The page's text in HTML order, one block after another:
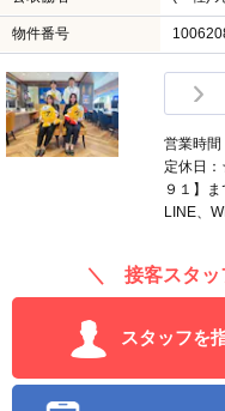
物件番号
営業時
定休日
９１】
LINE、
＼ 接客スタッ
スタッフを